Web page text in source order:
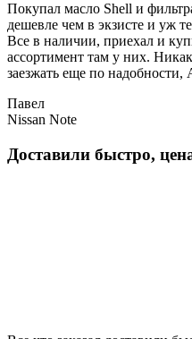
Покупал масло Shell и
дешевле чем в экзисте и уж
Все в наличии, приехал и
ассортимент там у них.
заезжать еще по надобности,
Павел
Nissan Note
Доставили быстро,